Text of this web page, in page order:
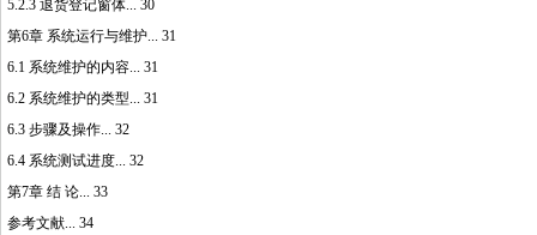
5.2.3 退货登记窗体... 30
第6章 系统运行与维护... 31
6.1 系统维护的内容... 31
6.2 系统维护的类型... 31
6.3 步骤及操作... 32
6.4 系统测试进度... 32
第7章 结 论... 33
参考文献... 34